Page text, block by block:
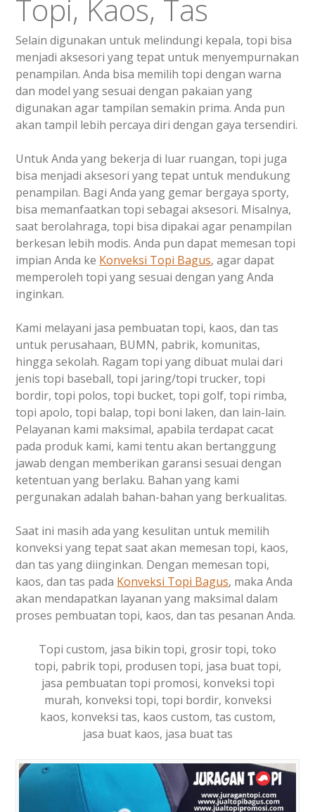
Topi, Kaos, Tas
Selain digunakan untuk melindungi kepala, topi bisa
menjadi aksesori yang tepat untuk menyempurnakan
penampilan. Anda bisa memilih topi dengan warna
dan model yang sesuai dengan pakaian yang
digunakan agar tampilan semakin prima. Anda pun
akan tampil lebih percaya diri dengan gaya tersendiri.
Untuk Anda yang bekerja di luar ruangan, topi juga
bisa menjadi aksesori yang tepat untuk mendukung
penampilan. Bagi Anda yang gemar bergaya sporty,
bisa memanfaatkan topi sebagai aksesori. Misalnya,
saat berolahraga, topi bisa dipakai agar penampilan
berkesan lebih modis. Anda pun dapat memesan topi
impian Anda ke Konveksi Topi Bagus, agar dapat
memperoleh topi yang sesuai dengan yang Anda
inginkan.
Kami melayani jasa pembuatan topi, kaos, dan tas
untuk perusahaan, BUMN, pabrik, komunitas,
hingga sekolah. Ragam topi yang dibuat mulai dari
jenis topi baseball, topi jaring/topi trucker, topi
bordir, topi polos, topi bucket, topi golf, topi rimba,
topi apolo, topi balap, topi boni laken, dan lain-lain.
Pelayanan kami maksimal, apabila terdapat cacat
pada produk kami, kami tentu akan bertanggung
jawab dengan memberikan garansi sesuai dengan
ketentuan yang berlaku. Bahan yang kami
pergunakan adalah bahan-bahan yang berkualitas.
Saat ini masih ada yang kesulitan untuk memilih
konveksi yang tepat saat akan memesan topi, kaos,
dan tas yang diinginkan. Dengan memesan topi,
kaos, dan tas pada Konveksi Topi Bagus, maka Anda
akan mendapatkan layanan yang maksimal dalam
proses pembuatan topi, kaos, dan tas pesanan Anda.
Topi custom, jasa bikin topi, grosir topi, toko
topi, pabrik topi, produsen topi, jasa buat topi,
jasa pembuatan topi promosi, konveksi topi
murah, konveksi topi, topi bordir, konveksi
kaos, konveksi tas, kaos custom, tas custom,
jasa buat kaos, jasa buat tas